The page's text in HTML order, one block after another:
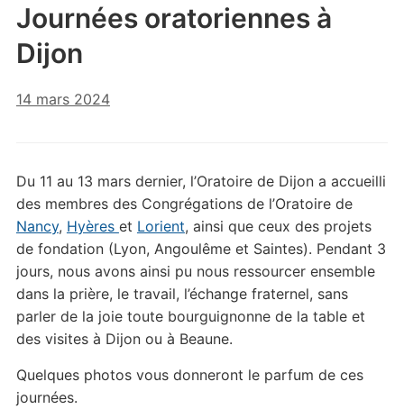
Journées oratoriennes à
Dijon
14 mars 2024
Du 11 au 13 mars dernier, l’Oratoire de Dijon a accueilli
des membres des Congrégations de l’Oratoire de
Nancy, Hyères et Lorient, ainsi que ceux des projets
de fondation (Lyon, Angoulême et Saintes). Pendant 3
jours, nous avons ainsi pu nous ressourcer ensemble
dans la prière, le travail, l’échange fraternel, sans
parler de la joie toute bourguignonne de la table et
des visites à Dijon ou à Beaune.
Quelques photos vous donneront le parfum de ces
journées.